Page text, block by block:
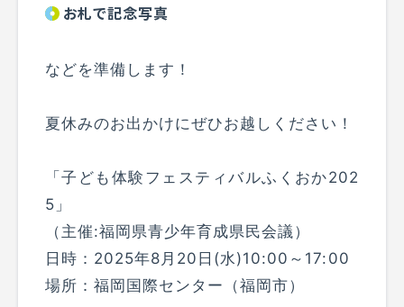
お札で記念写真
などを準備します！
夏休みのお出かけにぜひお越しください！
「子ども体験フェスティバルふくおか202
5」
（主催:福岡県青少年育成県民会議）
日時：2025年8月20日(水)10:00～17:00
場所：福岡国際センター（福岡市）